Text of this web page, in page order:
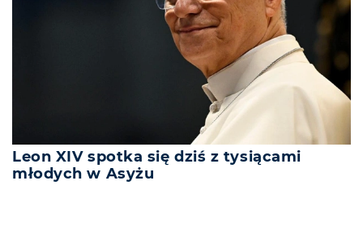
Leon XIV spotka się dziś z tysiącami
młodych w Asyżu